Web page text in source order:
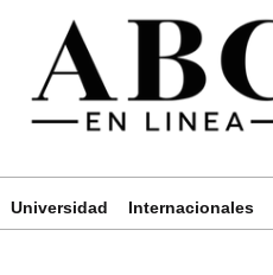
Universidad Internacionales